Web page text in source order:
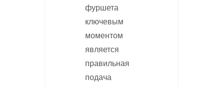
фуршета
ключевым
моментом
является
правильная
подача